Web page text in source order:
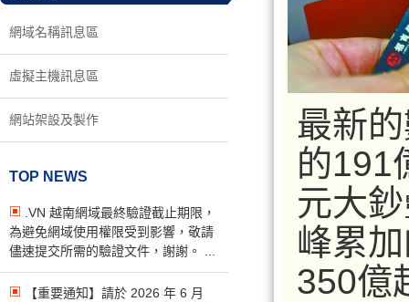
網域名稱訊息區
虛擬主機訊息區
網站架設及製作
TOP NEWS
.VN 越南網域最終驗證截止期限，
為避免網域使用權限受到影響，敬請
儘速提交所需的驗證文件，謝謝。 ...
【重要通知】請於 2026 年 6 月
最新
的191
元大
峰累
350億